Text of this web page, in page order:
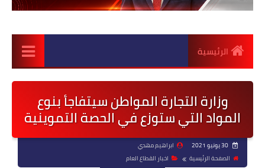
الرئيسية
وزارة التجارة المواطن سيتفاجأ بنوع
المواد التي ستوزع في الحصة التموينية
30 يونيو 2021
ابراهيم مهدي
الصفحة الرئيسية
اخبار القطاع العام